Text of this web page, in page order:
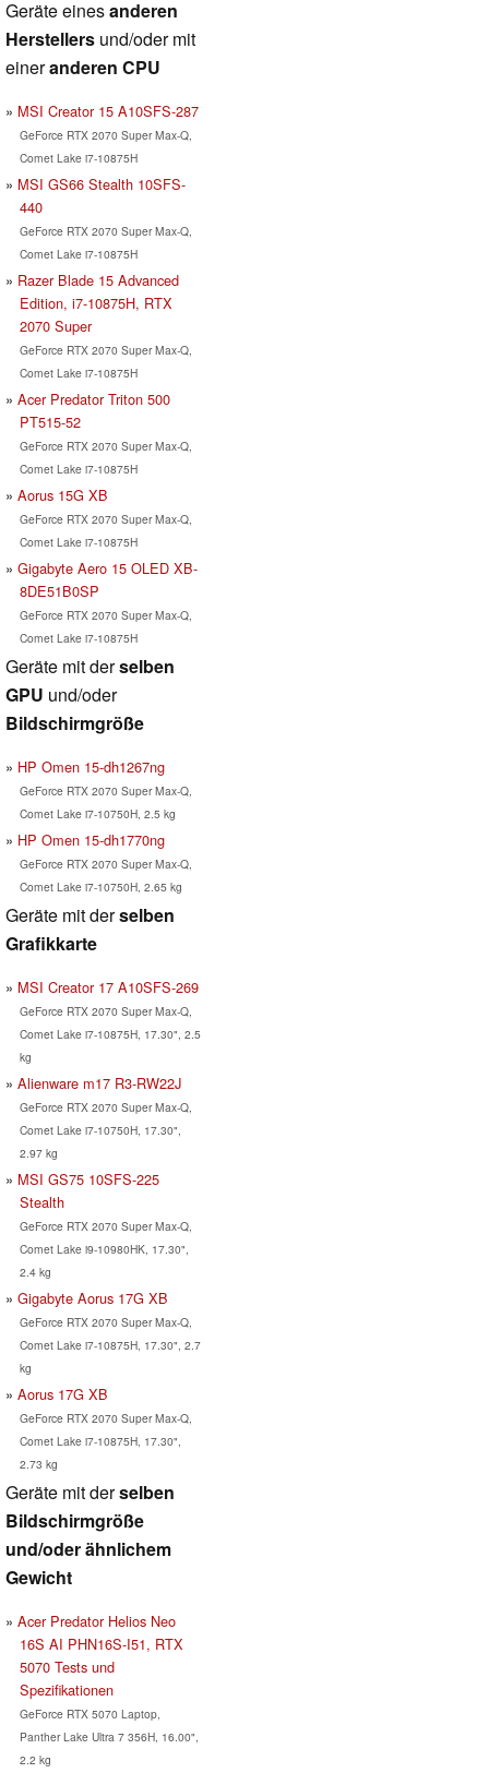
Geräte einesanderen
Herstellers und/oder mit
eineranderen CPU
MSI Creator 15 A10SFS-287
GeForce RTX 2070 Super Max-Q,
Comet Lake i7-10875H
MSI GS66 Stealth 10SFS-
440
GeForce RTX 2070 Super Max-Q,
Comet Lake i7-10875H
Razer Blade 15 Advanced
Edition, i7-10875H, RTX
2070 Super
GeForce RTX 2070 Super Max-Q,
Comet Lake i7-10875H
Acer Predator Triton 500
PT515-52
GeForce RTX 2070 Super Max-Q,
Comet Lake i7-10875H
Aorus 15G XB
GeForce RTX 2070 Super Max-Q,
Comet Lake i7-10875H
Gigabyte Aero 15 OLED XB-
8DE51B0SP
GeForce RTX 2070 Super Max-Q,
Comet Lake i7-10875H
Geräte mit derselben
GPU und/oder
Bildschirmgröße
HP Omen 15-dh1267ng
GeForce RTX 2070 Super Max-Q,
Comet Lake i7-10750H, 2.5 kg
HP Omen 15-dh1770ng
GeForce RTX 2070 Super Max-Q,
Comet Lake i7-10750H, 2.65 kg
Geräte mit derselben
Grafikkarte
MSI Creator 17 A10SFS-269
GeForce RTX 2070 Super Max-Q,
Comet Lake i7-10875H, 17.30", 2.5
kg
Alienware m17 R3-RW22J
GeForce RTX 2070 Super Max-Q,
Comet Lake i7-10750H, 17.30",
2.97 kg
MSI GS75 10SFS-225
Stealth
GeForce RTX 2070 Super Max-Q,
Comet Lake i9-10980HK, 17.30",
2.4 kg
Gigabyte Aorus 17G XB
GeForce RTX 2070 Super Max-Q,
Comet Lake i7-10875H, 17.30", 2.7
kg
Aorus 17G XB
GeForce RTX 2070 Super Max-Q,
Comet Lake i7-10875H, 17.30",
2.73 kg
Geräte mit derselben
Bildschirmgröße
und/oder ähnlichem
Gewicht
Acer Predator Helios Neo
16S AI PHN16S-I51, RTX
5070 Tests und
Spezifikationen
GeForce RTX 5070 Laptop,
Panther Lake Ultra 7 356H, 16.00",
2.2 kg